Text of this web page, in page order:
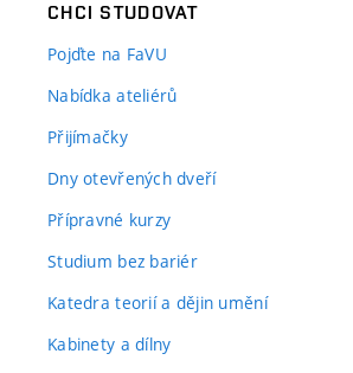
CHCI STUDOVAT
Pojďte na FaVU
Nabídka ateliérů
Přijímačky
Dny otevřených dveří
Přípravné kurzy
Studium bez bariér
Katedra teorií a dějin umění
Kabinety a dílny